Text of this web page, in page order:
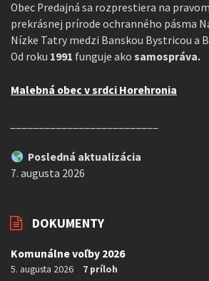
Obec Predajná sa rozprestiera na
prekrásnej prírode ochranného pásma
Nízke Tatry medzi Banskou Bystricou a
Od roku 1991 funguje ako samospráva.
Malebná obec v srdci Horehronia
Posledná aktualizácia
7. augusta 2026
DOKUMENTY
Komunálne voľby 2026
5. augusta 2026 7 príloh